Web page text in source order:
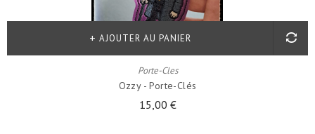
Porte-Cles
Ozzy - Porte-Clés
15,00 €
AJOUTER AU PANIER